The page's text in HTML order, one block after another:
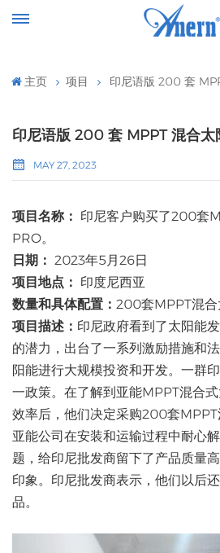
主页 项目 印尼语版 200 套
印尼语版 200 套 MPPT 混合太
MAY 27, 2023
项目名称： 印尼客户购买了200套
PRO。
日期： 2023年5月26日
项目地点： 印度尼西亚
数量和具体配置： 200套MPPT混
项目描述： 印尼政府看到了太阳能
的潜力，出台了一系列激励措施和
阳能进行大规模投资和开发。一群
一政策。在了解到亚能MPPT混合
效率后，他们决定采购200套MPPT
亚能公司在安装和运输过程中耐心
题，给印尼批发商留下了产品质量
印象。印尼批发商表示，他们以后
品。